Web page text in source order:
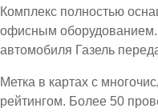
Комплекс полностью
офисным
автомобиля Газель
Метка в картах с
рейтингом. Более 50